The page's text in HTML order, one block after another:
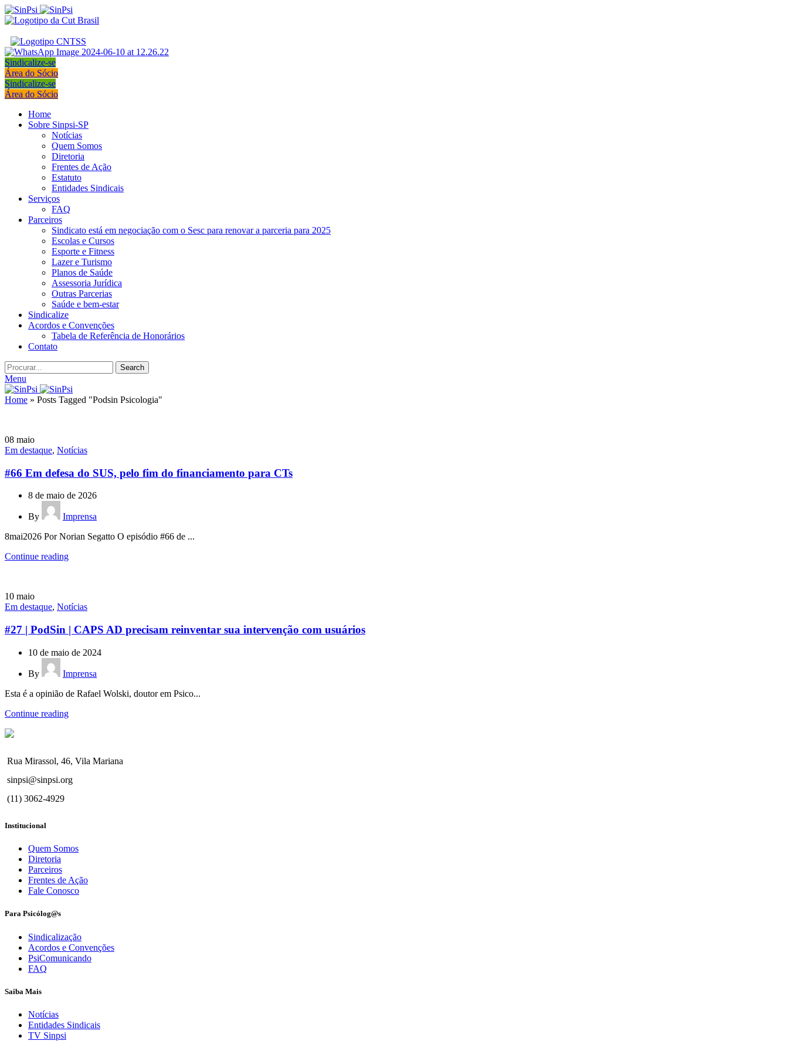
Sindicalize-se
Área do Sócio
Sindicalize-se
Área do Sócio
Home
Sobre Sinpsi-SP
Notícias
Quem Somos
Diretoria
Frentes de Ação
Estatuto
Entidades Sindicais
Serviços
FAQ
Parceiros
Sindicato está em negociação com o Sesc para renovar a parceria para 2025
Escolas e Cursos
Esporte e Fitness
Lazer e Turismo
Planos de Saúde
Assessoria Jurídica
Outras Parcerias
Saúde e bem-estar
Sindicalize
Acordos e Convenções
Tabela de Referência de Honorários
Contato
Search
Menu
Home » Posts Tagged "Podsin Psicologia"
08 maio
Em destaque, Notícias
#66 Em defesa do SUS, pelo fim do financiamento para CTs
8 de maio de 2026
By
Imprensa
8mai2026 Por Norian Segatto O episódio #66 de ...
Continue reading
10 maio
Em destaque, Notícias
#27 | PodSin | CAPS AD precisam reinventar sua intervenção com usuários
10 de maio de 2024
By
Imprensa
Esta é a opinião de Rafael Wolski, doutor em Psico...
Continue reading
Rua Mirassol, 46, Vila Mariana
sinpsi@sinpsi.org
(11) 3062-4929
Institucional
Quem Somos
Diretoria
Parceiros
Frentes de Ação
Fale Conosco
Para Psicólog@s
Sindicalização
Acordos e Convenções
PsiComunicando
FAQ
Saiba Mais
Notícias
Entidades Sindicais
TV Sinpsi